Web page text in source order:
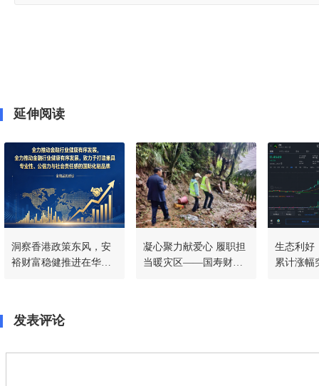
延伸阅读
洞察香港政策东风，安
裕财富稳健推进在华战
凝心聚力献爱心 履职担
当暖灾区——国寿财险
生态利好
累计涨幅
发表评论